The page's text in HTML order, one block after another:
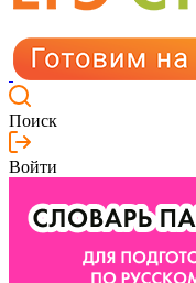
Поиск
Войти